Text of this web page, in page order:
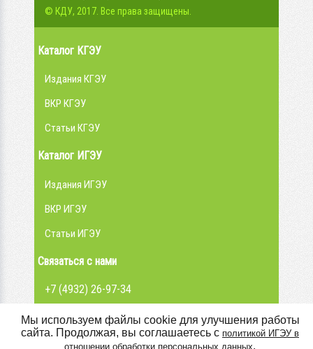
© КДУ, 2017. Все права защищены.
Каталог КГЭУ
Издания КГЭУ
ВКР КГЭУ
Статьи КГЭУ
Мы используем файлы cookie для улучшения работы
сайта. Продолжая, вы соглашаетесь с политикой ИГЭУ в
отношении обработки персональных данных.
Каталог ИГЭУ
Издания ИГЭУ
ВКР ИГЭУ
Статьи ИГЭУ
Связаться с нами
+7 (4932) 26-97-34
admin@library.ispu.ru
Вконтакте